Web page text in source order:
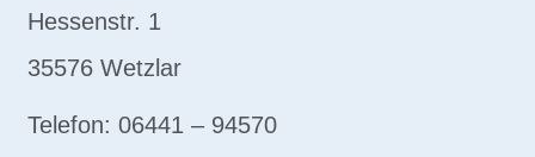
Hessenstr. 1
35576 Wetzlar
Telefon: 06441 – 94570